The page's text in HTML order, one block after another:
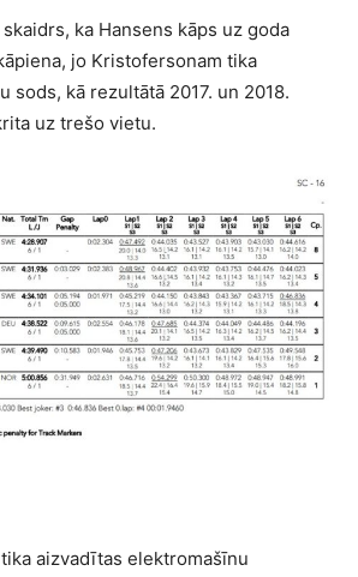
ka Hansens kāps uz goda
jo Kristofersonam tika
sods, kā rezultātā 2017. un 2018.
uz trešo vietu.
aizvadītas elektromašīnu